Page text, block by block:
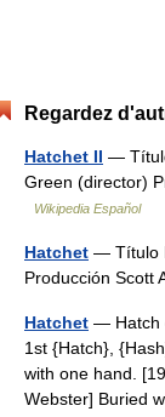
Regardez
Hatchet II —
Green (director)
Wikipedia Español
Hatchet — Título
Producción
Hatchet — Hatch
1st {Hatch},
with one hand.
Webster] Buried